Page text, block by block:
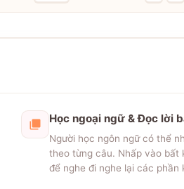
Học ngoại ngữ & Đọc lời
Người học ngôn ngữ có thể
theo từng câu. Nhấp vào bất
để nghe đi nghe lại các phần